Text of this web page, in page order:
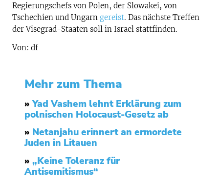
Regierungschefs von Polen, der Slowakei, von
Tschechien und Ungarn gereist. Das nächste Treffen
der Visegrad-Staaten soll in Israel stattfinden.
Von: df
Mehr zum Thema
»Yad Vashem lehnt Erklärung zum
polnischen Holocaust-Gesetz ab
» Netanjahu erinnert an ermordete
Juden in Litauen
» „Keine Toleranz für
Antisemitismus“